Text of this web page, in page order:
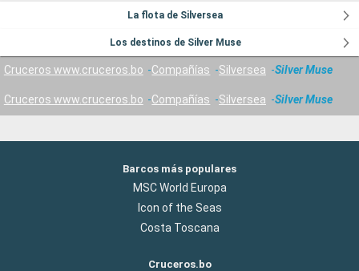
La flota de Silversea
Los destinos de Silver Muse
Cruceros www.cruceros.bo Compañías Silversea Silver Muse
Cruceros www.cruceros.bo Compañías Silversea Silver Muse
Barcos más populares
MSC World Europa
Icon of the Seas
Costa Toscana
Cruceros.bo